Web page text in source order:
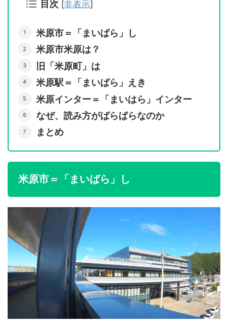
目次 [非表示]
米原市＝「まいばら」し
米原市米原は？
旧「米原町」は
米原駅＝「まいばら」えき
米原インター＝「まいはら」インター
なぜ、読み方がばらばらなのか
まとめ
米原市＝「まいばら」し